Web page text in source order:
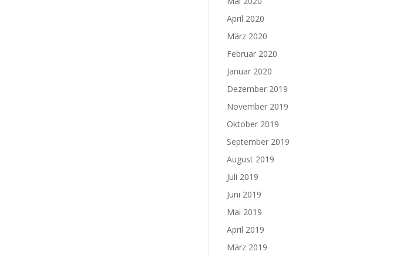
April 2020
März 2020
Februar 2020
Januar 2020
Dezember 2019
November 2019
Oktober 2019
September 2019
August 2019
Juli 2019
Juni 2019
Mai 2019
April 2019
März 2019